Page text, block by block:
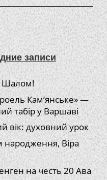
записи
Шалом!
Кам’янське» —
табір у Варшаві
вік: духовний урок
Віра
на честь 20 Ава